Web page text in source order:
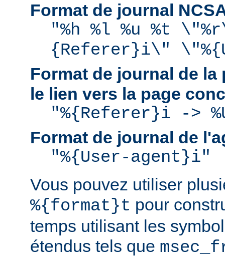
Format de journal
"%h %l %u %t
{Referer}i\"
Format de journal de
le lien vers la page
"%{Referer}i ->
Format de journal de
"%{User-agent}i"
Vous pouvez utiliser
%{format}t pour
temps utilisant les
étendus tels que